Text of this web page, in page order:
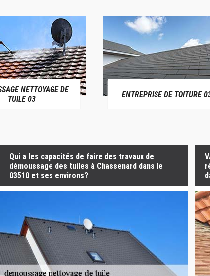
NETTOYAGE DE
TUILE 03
ENTREPRISE DE TOITURE
Qui a les capacités de faire des travaux de
démoussage des tuiles à Chassenard dans le
03510 et ses environs?